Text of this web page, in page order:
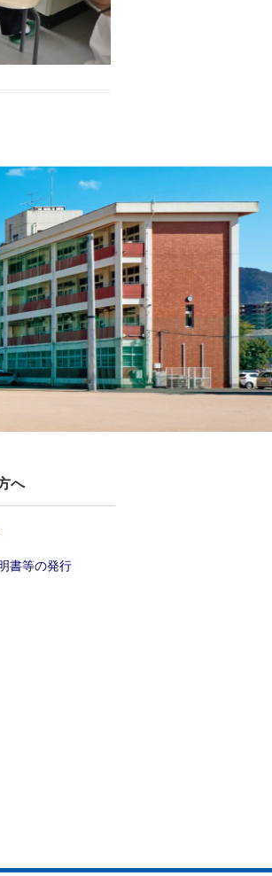
へ
書等の発行